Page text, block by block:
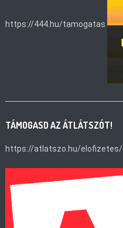
https://444.hu/tamogatas
TÁMOGASD AZ ÁTLÁTSZÓT!
https://atlatszo.hu/elofizetes/